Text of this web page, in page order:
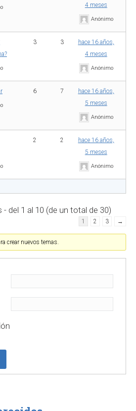
4 meses
Anónimo
3 3
hace 16 años,
4 meses
Anónimo
6 7
hace 16 años,
5 meses
Anónimo
2 2
hace 16 años,
5 meses
Anónimo
del 1 al 10 (de un total de 30)
1 2 3 →
crear nuevos temas.